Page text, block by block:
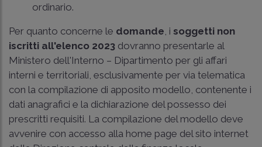
ordinario.
Per quanto concerne le domande , i soggetti non
iscritti all'elenco 2023 dovranno presentarle al
Ministero dell'Interno – Dipartimento per gli affari
interni e territoriali, esclusivamente per via telematica
con la compilazione di apposito modello, contenente i
dati anagrafici e la dichiarazione del possesso dei
prescritti requisiti. La compilazione del modello deve
avvenire con accesso alla home page del sito internet